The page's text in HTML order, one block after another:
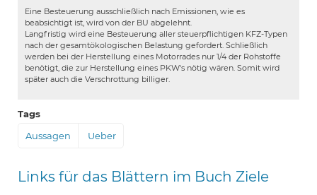
Eine Besteuerung ausschließlich nach Emissionen, wie es
beabsichtigt ist, wird von der BU abgelehnt.
Langfristig wird eine Besteuerung aller steuerpflichtigen KFZ-Typen
nach der gesamtökologischen Belastung gefordert. Schließlich
werden bei der Herstellung eines Motorrades nur 1/4 der Rohstoffe
benötigt, die zur Herstellung eines PKW's nötig wären. Somit wird
später auch die Verschrottung billiger.
Tags
Aussagen
Ueber
Links für das Blättern im Buch Ziele